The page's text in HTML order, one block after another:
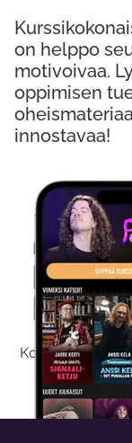
Kokeilemalla
on helppo
motivoivaa.
oppimisen
innostavaa!